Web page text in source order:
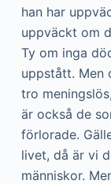
han har
uppväckt om
Ty om inga
uppstått. Men
tro
är också de
förlorade.
livet, då är vi
människor.